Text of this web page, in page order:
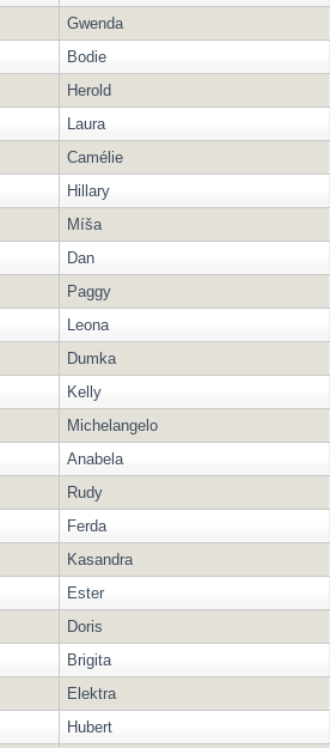
Gwenda
Bodie
Herold
Laura
Camélie
Hillary
Míša
Dan
Paggy
Leona
Dumka
Kelly
Michelangelo
Anabela
Rudy
Ferda
Kasandra
Ester
Doris
Brigita
Elektra
Hubert